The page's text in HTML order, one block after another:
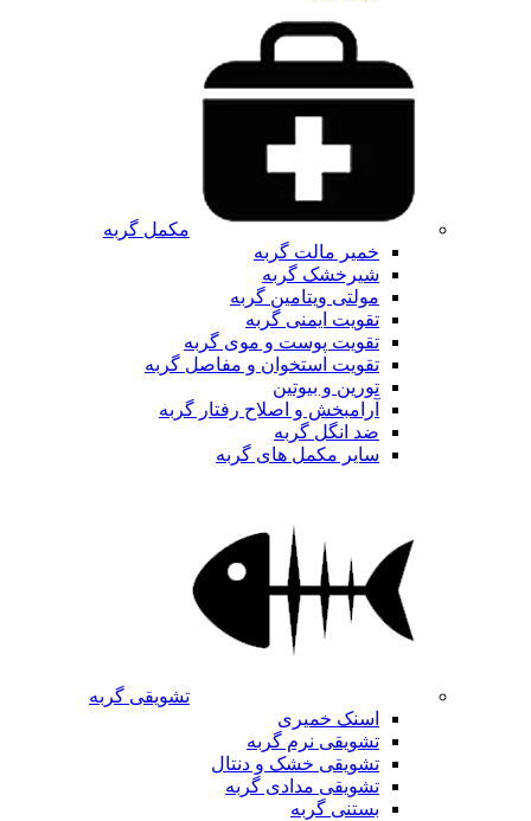
مکمل گربه
خمیر مالت گربه
شیرخشک گربه
مولتی ویتامین گربه
تقویت ایمنی گربه
تقویت پوست و موی گربه
تقویت استخوان و مفاصل گربه
تورین و بیوتین
آرامبخش و اصلاح رفتار گربه
ضد انگل گربه
سایر مکمل های گربه
تشویقی گربه
اسنک خمیری
تشویقی نرم گربه
تشویقی خشک و دنتال
تشویقی مدادی گربه
بستنی گربه